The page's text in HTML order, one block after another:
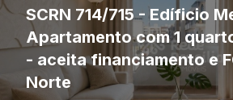
SCRN 714/715 - Edíficio
Apartamento com 1
- aceita financiamento e
Norte